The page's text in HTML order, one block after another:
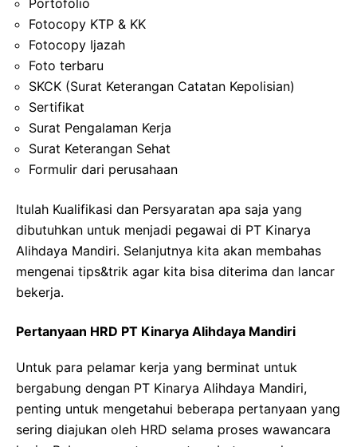
Fotocopy KTP & KK
Fotocopy Ijazah
Foto terbaru
SKCK (Surat Keterangan Catatan Kepolisian)
Sertifikat
Surat Pengalaman Kerja
Surat Keterangan Sehat
Formulir dari perusahaan
Itulah Kualifikasi dan Persyaratan apa saja yang
dibutuhkan untuk menjadi pegawai di PT Kinarya
Alihdaya Mandiri. Selanjutnya kita akan membahas
mengenai tips&trik agar kita bisa diterima dan lancar
bekerja.
Pertanyaan HRD PT Kinarya Alihdaya Mandiri
Untuk para pelamar kerja yang berminat untuk
bergabung dengan PT Kinarya Alihdaya Mandiri,
penting untuk mengetahui beberapa pertanyaan yang
sering diajukan oleh HRD selama proses wawancara